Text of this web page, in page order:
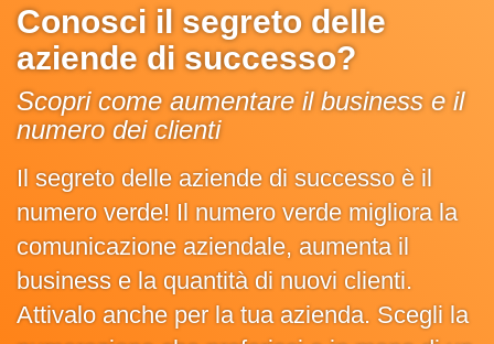
Conosci il segreto delle
aziende di successo?
Scopri come aumentare il business e il
numero dei clienti
Il segreto delle aziende di successo è il
numero verde! Il numero verde migliora la
comunicazione aziendale, aumenta il
business e la quantità di nuovi clienti.
Attivalo anche per la tua azienda. Scegli la